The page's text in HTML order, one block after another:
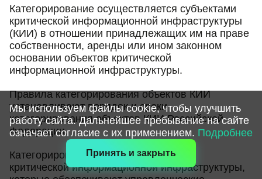
О внесении изменения в Правила
категорирования объектов критической
информационной инфраструктуры Российской
Федерации
Категорирование осуществляется субъектами
критической информационной инфраструктуры
(КИИ) в отношении принадлежащих им на праве
собственности, аренды или ином законном
основании объектов критической
информационной инфраструктуры.
Правила категорирования объектов КИИ
устанавливают порядок и сроки
категорирования объектов КИИ Российской
Федерации.
Категорированию подлежат объекты
критической информационной инфраструктуры,
Мы используем файлы cookie, чтобы улучшить
работу сайта. Дальнейшее пребывание на сайте
означает согласие с их применением. Подробнее
Принять и закрыть